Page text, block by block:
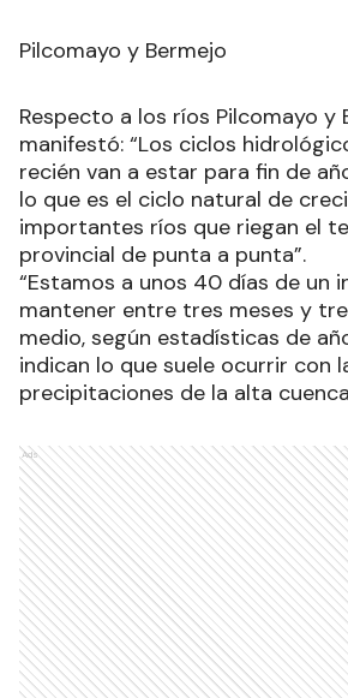
Pilcomayo y Bermejo
Respecto a los ríos Pilcomayo y
manifestó: “Los ciclos
recién van a estar para fin de
lo que es el ciclo natural de
importantes ríos que riegan el
provincial de punta a punta”.
“Estamos a unos 40 días de un
mantener entre tres meses y
medio, según estadísticas de
indican lo que suele ocurrir con
precipitaciones de la alta
Ads